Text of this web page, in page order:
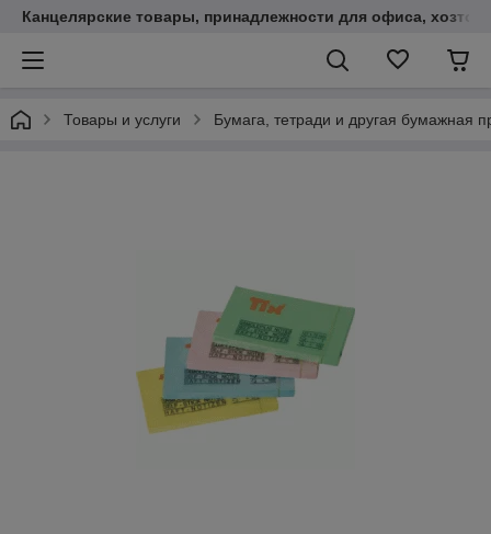
Канцелярские товары, принадлежности для офиса,
Товары и услуги Бумага, тетради и другая бумажная